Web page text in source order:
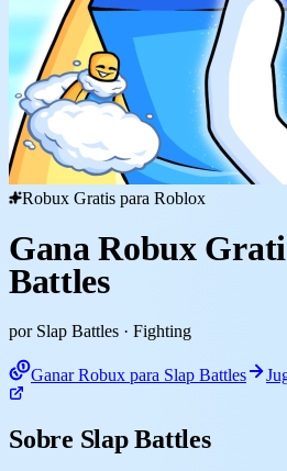
Robux Gratis para Roblox
Gana Robux
Battles
por Slap Battles · Fighting
Ganar Robux para Slap Battles
Sobre Slap Battles